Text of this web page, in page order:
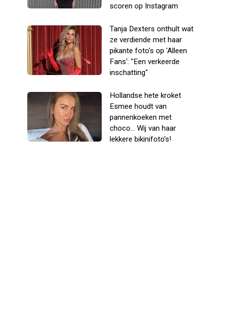
scoren op Instagram
Tanja Dexters onthult wat
ze verdiende met haar
pikante foto's op 'Alleen
Fans': "Een verkeerde
inschatting"
Hollandse hete kroket
Esmee houdt van
pannenkoeken met
choco... Wij van haar
lekkere bikinifoto's!